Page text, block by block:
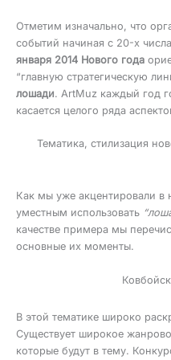
Отметим изначально, что
событий начиная с 20-х
января 2014 Нового года
“главную стратегическую
лошади. ArtMuz каждый год
касается целого ряда
Тематика, стилизация
Как мы уже акцентировали в
уместным использовать
качестве примера мы
основные их моменты.
В этой тематике широко
Существует широкое
которые будут в тему.